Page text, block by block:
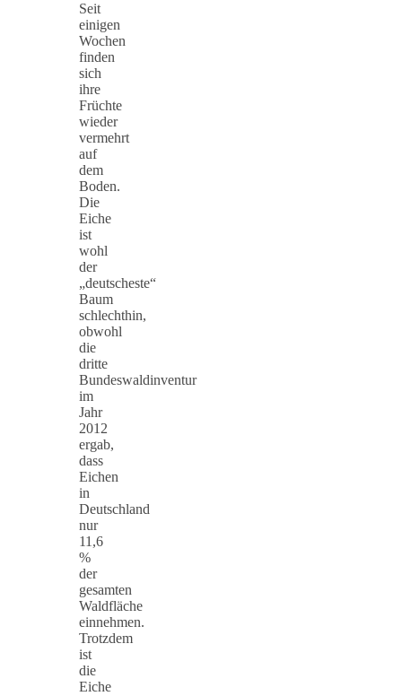
Seit
einigen
Wochen
finden
sich
ihre
Früchte
wieder
vermehrt
auf
dem
Boden.
Die
Eiche
ist
wohl
der
„deutscheste“
Baum
schlechthin,
obwohl
die
dritte
Bundeswaldinventur
im
Jahr
2012
ergab,
dass
Eichen
in
Deutschland
nur
11,6
%
der
gesamten
Waldfläche
einnehmen.
Trotzdem
ist
die
Eiche